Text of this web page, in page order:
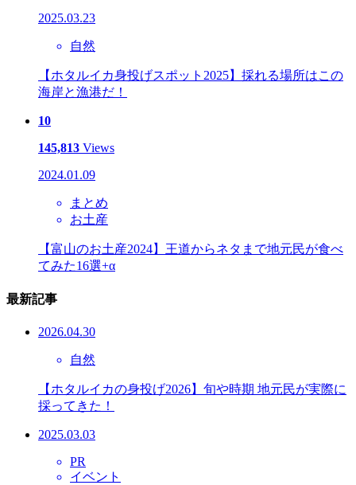
2025.03.23
自然
【ホタルイカ身投げスポット2025】採れる場所はこの
海岸と漁港だ！
10
145,813 Views
2024.01.09
まとめ
お土産
【富山のお土産2024】王道からネタまで地元民が食べ
てみた16選+α
最新記事
2026.04.30
自然
【ホタルイカの身投げ2026】旬や時期 地元民が実際に
採ってきた！
2025.03.03
PR
イベント